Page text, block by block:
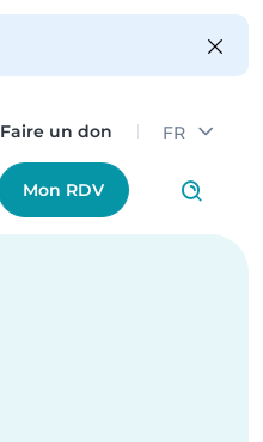
Faire un don FR
Mon RDV